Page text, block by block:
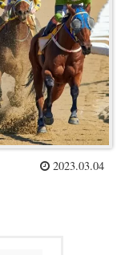
2023.03.04